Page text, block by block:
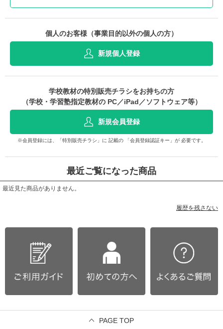
個人のお客様（事業目的以外の個人の方）
新規個人登録
学校教材の特別販売チラシをお持ちの方
（学校・学習塾指定教材の PC／iPad／ソフトウェア等）
新規会員登録
※会員登録には、「特別販売チラシ」に 記載の 「会員登録認証キー」が 必要です。
最近ご覧になった商品
最近見た商品がありません。
履歴を残さない
PAGE TOP